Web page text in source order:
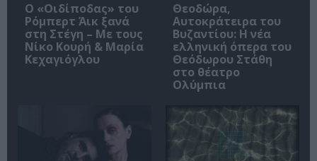
O «Οιδίποδας» του
Ρόμπερτ Άικ ξανά
στη Στέγη – Με τους
Νίκο Κουρή & Μαρία
Κεχαγιόγλου
Θεοδώρα,
Αυτοκράτειρα του
Βυζαντίου: Η νέα
ελληνική όπερα του
Θεόδωρου Στάθη
στο θέατρο
Ολύμπια